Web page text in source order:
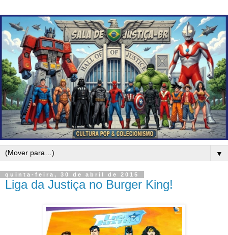
▼
quinta-feira, 30 de abril de 2015
Liga da Justiça no Burger King!